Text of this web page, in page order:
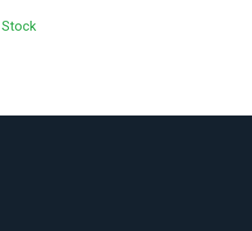
Stock